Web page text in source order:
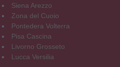
Siena Arezzo
Zona del Cuoio
Pontedera Volterra
Pisa Cascina
Livorno Grosseto
Lucca Versilia